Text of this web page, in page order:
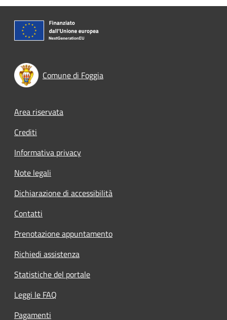
Comune di Foggia
Footer menu
Area riservata
Crediti
Informativa privacy
Note legali
Dichiarazione di accessibilità
Contatti
Prenotazione appuntamento
Richiedi assistenza
Statistiche del portale
Leggi le FAQ
Pagamenti